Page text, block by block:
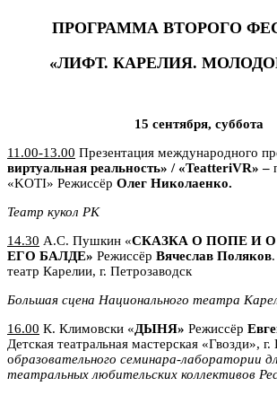
ПРОГРАММА ВТОРОГО
«ЛИФТ. КАРЕЛИЯ.
15 сентября, суббота
11.00-13.00 Презентация международного
виртуальная реальность» / «TeatteriVR» –
«KOTI» Режиссёр Олег Николаенко.
Театр кукол РК
14.30 А.С. Пушкин «СКАЗКА О ПОПЕ И
ЕГО БАЛДЕ» Режиссёр Вячеслав Поляков
театр Карелии, г. Петрозаводск
Большая сцена Национального театра
16.00 К. Климовски «ДЫНЯ» Режиссёр
Детская театральная мастерская «Гвозди», г.
образовательного семинара-лаборатории
театральных любительских коллективов